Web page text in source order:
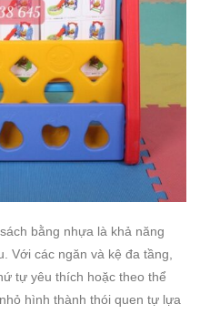
sách bằng nhựa là khả năng
Với các ngăn và kệ đa tầng,
tự yêu thích hoặc theo thể
hình thành thói quen tự lựa